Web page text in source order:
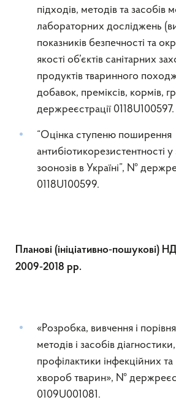
підходів, методів та засобів
лабораторних досліджень
показників безпечності та
якості об’єктів санітарних
продуктів тваринного
добавок, преміксів, кормів,
держреєстрації 0118U100597.
“Оцінка ступеню поширення
антибіотикорезистентності у
зоонозів в Україні”, №
0118U100599.
Планові (ініціативно-пошукові)
2009-2018 рр.
«Розробка, вивчення і
методів і засобів
профілактики інфекційних
хвороб тварин», №
0109U001081.